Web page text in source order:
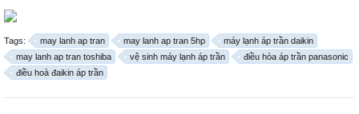
Tags: may lanh ap tran may lanh ap tran 5hp
máy lạnh áp trần daikin
may lanh ap tran toshiba
vệ sinh máy lạnh áp trần
điều hòa áp trần panasonic
điều hoà đaikin áp trần